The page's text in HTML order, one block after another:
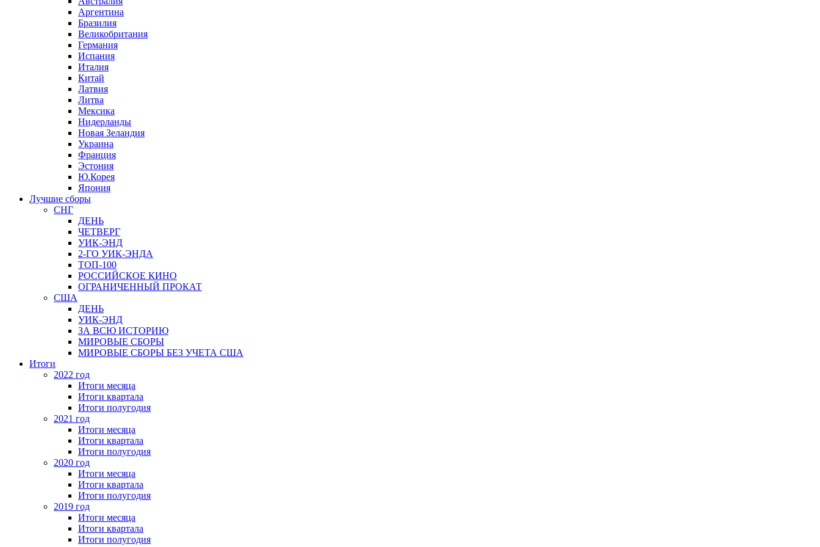
Аргентина
Бразилия
Великобритания
Германия
Испания
Италия
Китай
Латвия
Литва
Мексика
Нидерланды
Новая Зеландия
Украина
Франция
Эстония
Ю.Корея
Япония
Лучшие сборы
СНГ
ДЕНЬ
ЧЕТВЕРГ
УИК-ЭНД
2-ГО УИК-ЭНДА
ТОП-100
РОССИЙСКОЕ КИНО
ОГРАНИЧЕННЫЙ ПРОКАТ
США
ДЕНЬ
УИК-ЭНД
ЗА ВСЮ ИСТОРИЮ
МИРОВЫЕ СБОРЫ
МИРОВЫЕ СБОРЫ БЕЗ УЧЕТА США
Итоги
2022 год
Итоги месяца
Итоги квартала
Итоги полугодия
2021 год
Итоги месяца
Итоги квартала
Итоги полугодия
2020 год
Итоги месяца
Итоги квартала
Итоги полугодия
2019 год
Итоги месяца
Итоги квартала
Итоги полугодия